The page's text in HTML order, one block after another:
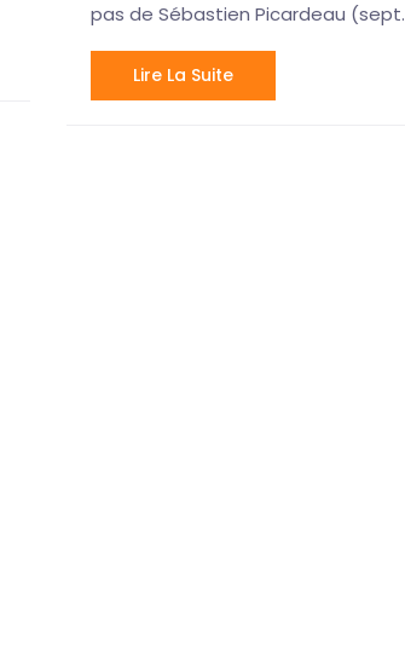
pas de Sébastien Picardeau (sept.
Lire La Suite